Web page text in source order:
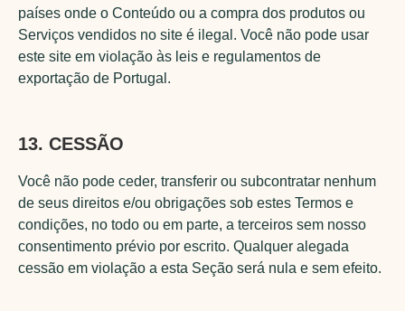
países onde o Conteúdo ou a compra dos produtos ou
Serviços vendidos no site é ilegal. Você não pode usar
este site em violação às leis e regulamentos de
exportação de Portugal.
13. CESSÃO
Você não pode ceder, transferir ou subcontratar nenhum
de seus direitos e/ou obrigações sob estes Termos e
condições, no todo ou em parte, a terceiros sem nosso
consentimento prévio por escrito. Qualquer alegada
cessão em violação a esta Seção será nula e sem efeito.